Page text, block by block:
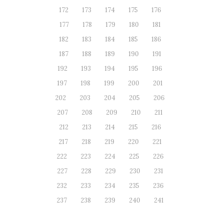
172
173 174 175
176
177
178 179 180
181
182
183 184 185
186
187
188 189 190
191
192
193 194 195
196
197
198 199 200
201
202
203 204 205
206
207
208 209 210
211
212
213 214 215
216
217
218 219 220
221
222
223 224 225
226
227
228 229 230
231
232
233 234 235
236
237
238 239 240
241